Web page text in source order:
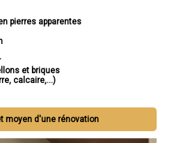
pierres apparentes
et briques
calcaire,...)
moyen d'une rénovation